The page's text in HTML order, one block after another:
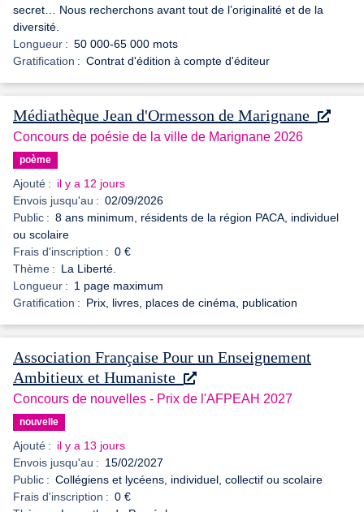
secret… Nous recherchons avant tout de l’originalité et de la
diversité.
Longueur : 50 000-65 000 mots
Gratification : Contrat d'édition à compte d'éditeur
Médiathèque Jean d'Ormesson de Marignane
Concours de poésie de la ville de Marignane 2026
poème
Ajouté : il y a 12 jours
Envois jusqu'au : 02/09/2026
Public : 8 ans minimum, résidents de la région PACA, individuel
ou scolaire
Frais d'inscription : 0 €
Thème : La Liberté.
Longueur : 1 page maximum
Gratification : Prix, livres, places de cinéma, publication
Association Française Pour un Enseignement
Ambitieux et Humaniste
Concours de nouvelles - Prix de l'AFPEAH 2027
nouvelle
Ajouté : il y a 13 jours
Envois jusqu'au : 15/02/2027
Public : Collégiens et lycéens, individuel, collectif ou scolaire
Frais d'inscription : 0 €